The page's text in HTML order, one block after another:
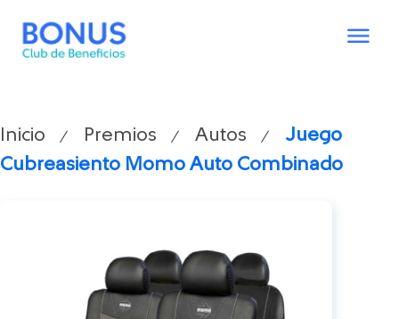
Inicio / Premios / Autos /
Juego
Cubreasiento Momo Auto Combinado